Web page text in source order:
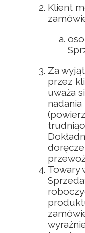
Klient
Za
przez
uważa
nadania
Towary